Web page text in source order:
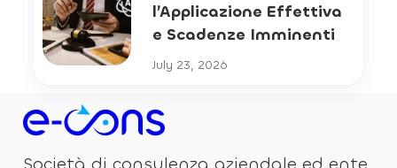
l’Applicazione Effettiva
e Scadenze Imminenti
July 23, 2026